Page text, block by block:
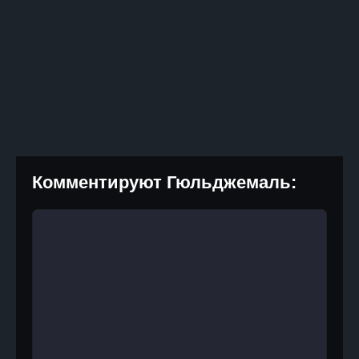
Комментируют Гюльджемаль: